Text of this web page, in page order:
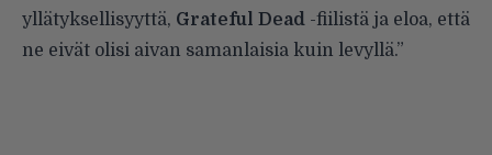
yllätyksellisyyttä, Grateful Dead -fiilistä ja eloa, että
ne eivät olisi aivan samanlaisia kuin levyllä.”